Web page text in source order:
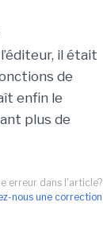
il était
de
enfin le
plus de
erreur dans l'article?
nous une correction